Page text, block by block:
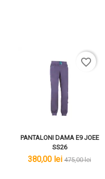
PANTALONI DAMA E9 JOEE
SS26
lei
380,00 lei lei
475,00 lei
favorite_border